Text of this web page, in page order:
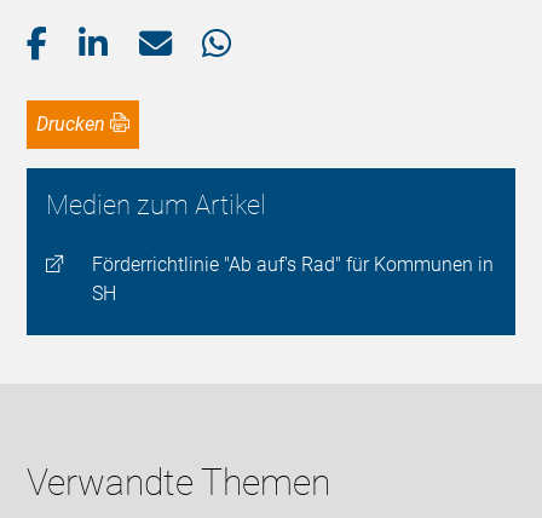
Drucken
Medien zum Artikel
Förderrichtlinie "Ab auf's Rad" für Kommunen in
SH
Verwandte Themen